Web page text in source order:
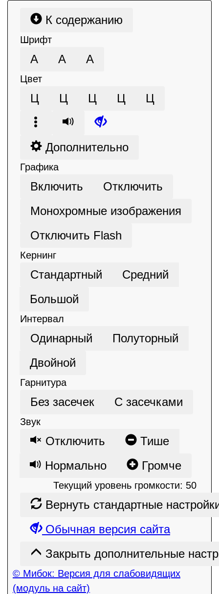
К содержанию
Шрифт
А А А
Цвет
Ц Ц Ц Ц Ц
Дополнительно
Графика
Включить
Отключить
Монохромные изображения
Отключить Flash
Кернинг
Стандартный
Средний
Большой
Интервал
Одинарный
Полуторный
Двойной
Гарнитура
Без засечек С засечками
Звук
Отключить
Тише
Нормально
Громче
Текущий уровень громкости: 50
Вернуть стандартные
Обычная версия сайта
Закрыть дополнительные
© Мибок: Версия для слабовидящих
(модуль на сайт)